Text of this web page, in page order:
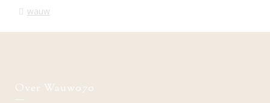
wauw
Over Wauw070